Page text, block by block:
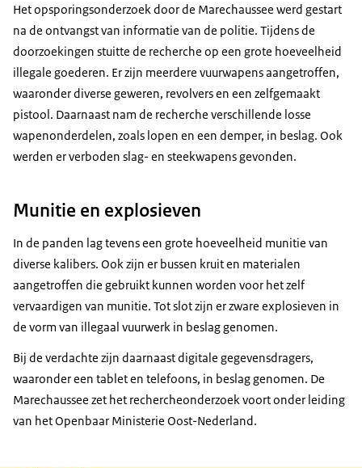
Het opsporingsonderzoek door de Marechaussee werd gestart
na de ontvangst van informatie van de politie. Tijdens de
doorzoekingen stuitte de recherche op een grote hoeveelheid
illegale goederen. Er zijn meerdere vuurwapens aangetroffen,
waaronder diverse geweren, revolvers en een zelfgemaakt
pistool. Daarnaast nam de recherche verschillende losse
wapenonderdelen, zoals lopen en een demper, in beslag. Ook
werden er verboden slag- en steekwapens gevonden.
Munitie en explosieven
In de panden lag tevens een grote hoeveelheid munitie van
diverse kalibers. Ook zijn er bussen kruit en materialen
aangetroffen die gebruikt kunnen worden voor het zelf
vervaardigen van munitie. Tot slot zijn er zware explosieven in
de vorm van illegaal vuurwerk in beslag genomen.
Bij de verdachte zijn daarnaast digitale gegevensdragers,
waaronder een tablet en telefoons, in beslag genomen. De
Marechaussee zet het rechercheonderzoek voort onder leiding
van het Openbaar Ministerie Oost-Nederland.